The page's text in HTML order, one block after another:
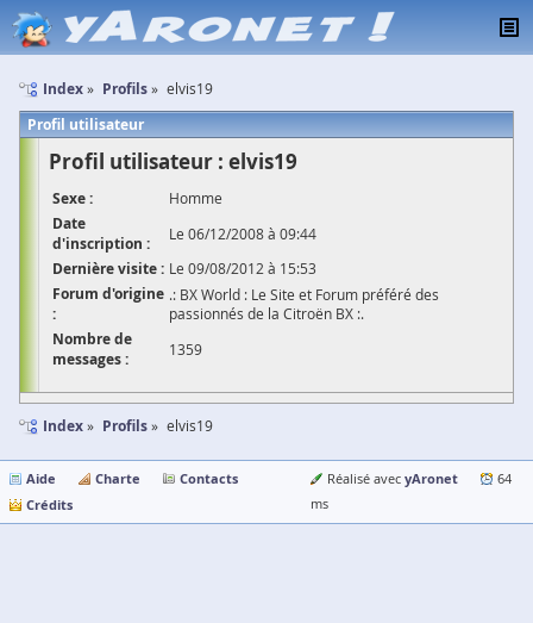
Index Profils elvis19
Profil utilisateur
Profil utilisateur : elvis19
Sexe : Homme
Date
d'inscription :
Le 06/12/2008 à 09:44
Dernière visite : Le 09/08/2012 à 15:53
Forum d'origine
:
.: BX World : Le Site et Forum préféré des
passionnés de la Citroën BX :.
Nombre de
messages :
1359
Index Profils elvis19
Aide Charte
Contacts
Crédits
Réalisé avec yAronet
64
ms